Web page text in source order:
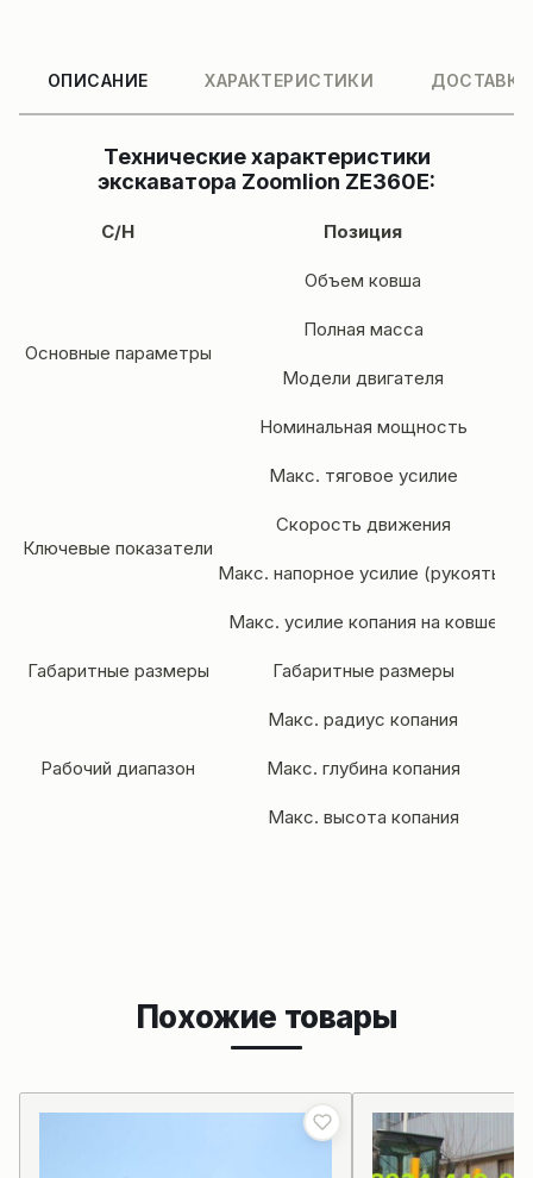
ОПИСАНИЕ ХАРАКТЕРИСТИКИ
Технические характеристики
экскаватора Zoomlion ZE360E:
С/Н Позиция
Основные параметры
Объем ковша
Полная масса
Модели двигателя
Номинальная мощность
Ключевые показатели
Макс. тяговое усилие
Скорость движения
Макс. напорное усилие (рукоять)
Макс. усилие копания на ковше
Габаритные размеры Габаритные размеры
Рабочий диапазон
Макс. радиус копания
Макс. глубина копания
Макс. высота копания
Похожие товары